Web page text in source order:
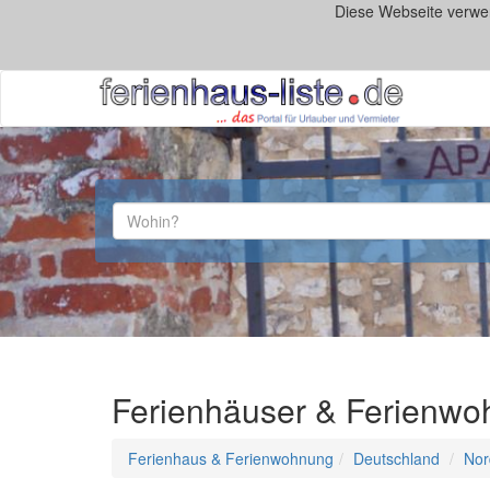
Diese Webseite
Ferienhäuser &
Ferienhaus & Ferienwohnung Deutschland